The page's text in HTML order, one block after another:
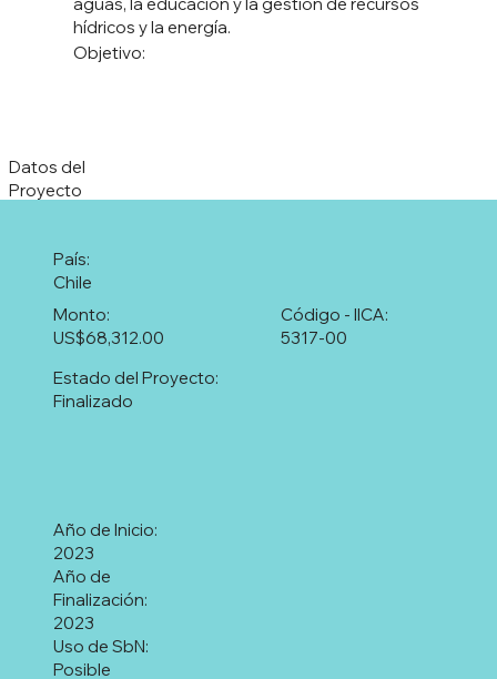
Objetivo:
aguas, la educación y la gestión de recursos
hídricos y la energía.
Datos del
Proyecto
País:
Chile
5317-00
Código - IICA:
US$68,312.00
Monto:
Finalizado
Estado del Proyecto:
2023
Año de Inicio:
2023
Año de
Finalización:
Posible
Uso de SbN: